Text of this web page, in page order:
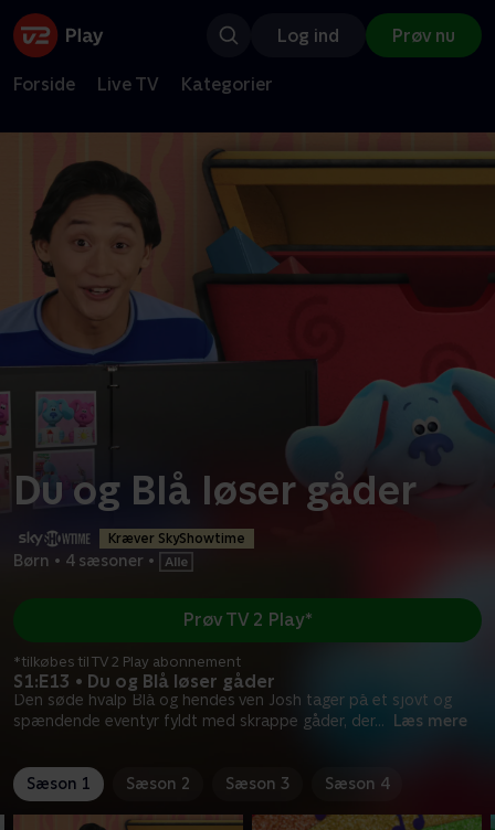
Log ind Prøv nu
Forside Live TV Kategorier
Du og Blå løser gåder
Kræver SkyShowtime
Børn • 4 sæsoner •
S1:E13 • Du og Blå løser gåder
Den søde hvalp Blå og hendes ven Josh tager på et sjovt og
spændende eventyr fyldt med skrappe gåder, der... Læs mere
Prøv TV 2 Play*
*tilkøbes til TV 2 Play abonnement
Sæson 1 Sæson 2 Sæson 3 Sæson 4